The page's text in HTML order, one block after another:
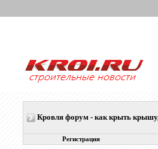
Кровля форум - как крыть
Регистрация